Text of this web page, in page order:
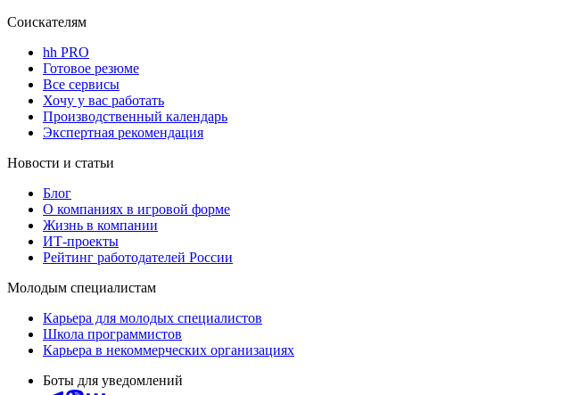
Соискателям
hh PRO
Готовое резюме
Все сервисы
Хочу у вас работать
Производственный календарь
Экспертная рекомендация
Новости и статьи
Блог
О компаниях в игровой форме
Жизнь в компании
ИТ-проекты
Рейтинг работодателей России
Молодым специалистам
Карьера для молодых специалистов
Школа программистов
Карьера в некоммерческих организациях
Боты для уведомлений